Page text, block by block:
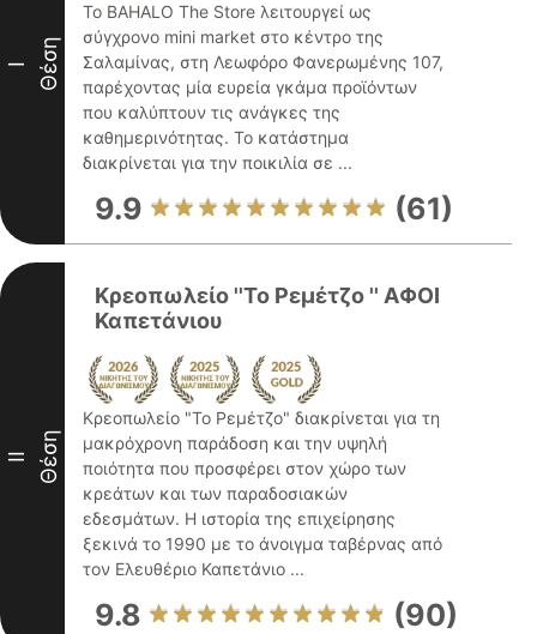
I Θέση
Το BAHALO The Store λειτουργεί ως
σύγχρονο mini market στο κέντρο της
Σαλαμίνας, στη Λεωφόρο Φανερωμένης 107,
παρέχοντας μία ευρεία γκάμα προϊόντων
που καλύπτουν τις ανάγκες της
καθημερινότητας. Το κατάστημα
διακρίνεται για την ποικιλία σε ...
9.9 (61)
II Θέση
Κρεοπωλείο ''Το Ρεμέτζο '' ΑΦΟΙ
Καπετάνιου
Κρεοπωλείο "Το Ρεμέτζο" διακρίνεται για τη
μακρόχρονη παράδοση και την υψηλή
ποιότητα που προσφέρει στον χώρο των
κρεάτων και των παραδοσιακών
εδεσμάτων. Η ιστορία της επιχείρησης
ξεκινά το 1990 με το άνοιγμα ταβέρνας από
τον Ελευθέριο Καπετάνιο ...
9.8 (90)